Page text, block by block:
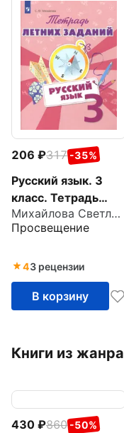
206 317 -35%
Русский язык. 3
класс. Тетрадь
летних заданий
Михайлова Светлана Юрьевна
Просвещение
43 рецензии
В корзину
Книги из жанра
430 860 -50%